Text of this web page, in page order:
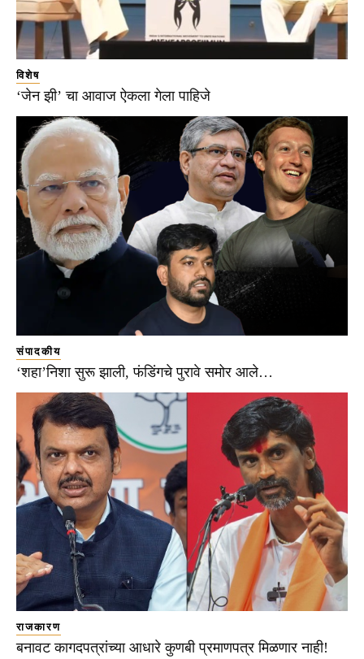
विशेष
‘जेन झी’ चा आवाज ऐकला गेला पाहिजे
संपादकीय
‘शहा’निशा सुरू झाली, फंडिंगचे पुरावे समोर आले…
राजकारण
बनावट कागदपत्रांच्या आधारे कुणबी प्रमाणपत्र मिळणार नाही!